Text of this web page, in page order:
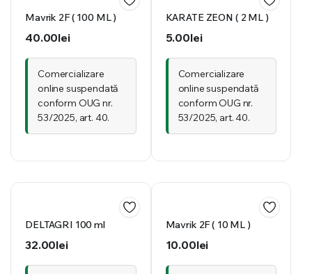
Mavrik 2F ( 100 ML )
40.00lei
Comercializare
online suspendată
conform OUG nr.
53/2025, art. 40.
KARATE ZEON ( 2 ML )
5.00lei
Comercializare
online suspendată
conform OUG nr.
53/2025, art. 40.
DELTAGRI 100 ml
32.00lei
Mavrik 2F ( 10 ML )
10.00lei